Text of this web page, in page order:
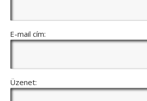
E-mail cím:
Üzenet: